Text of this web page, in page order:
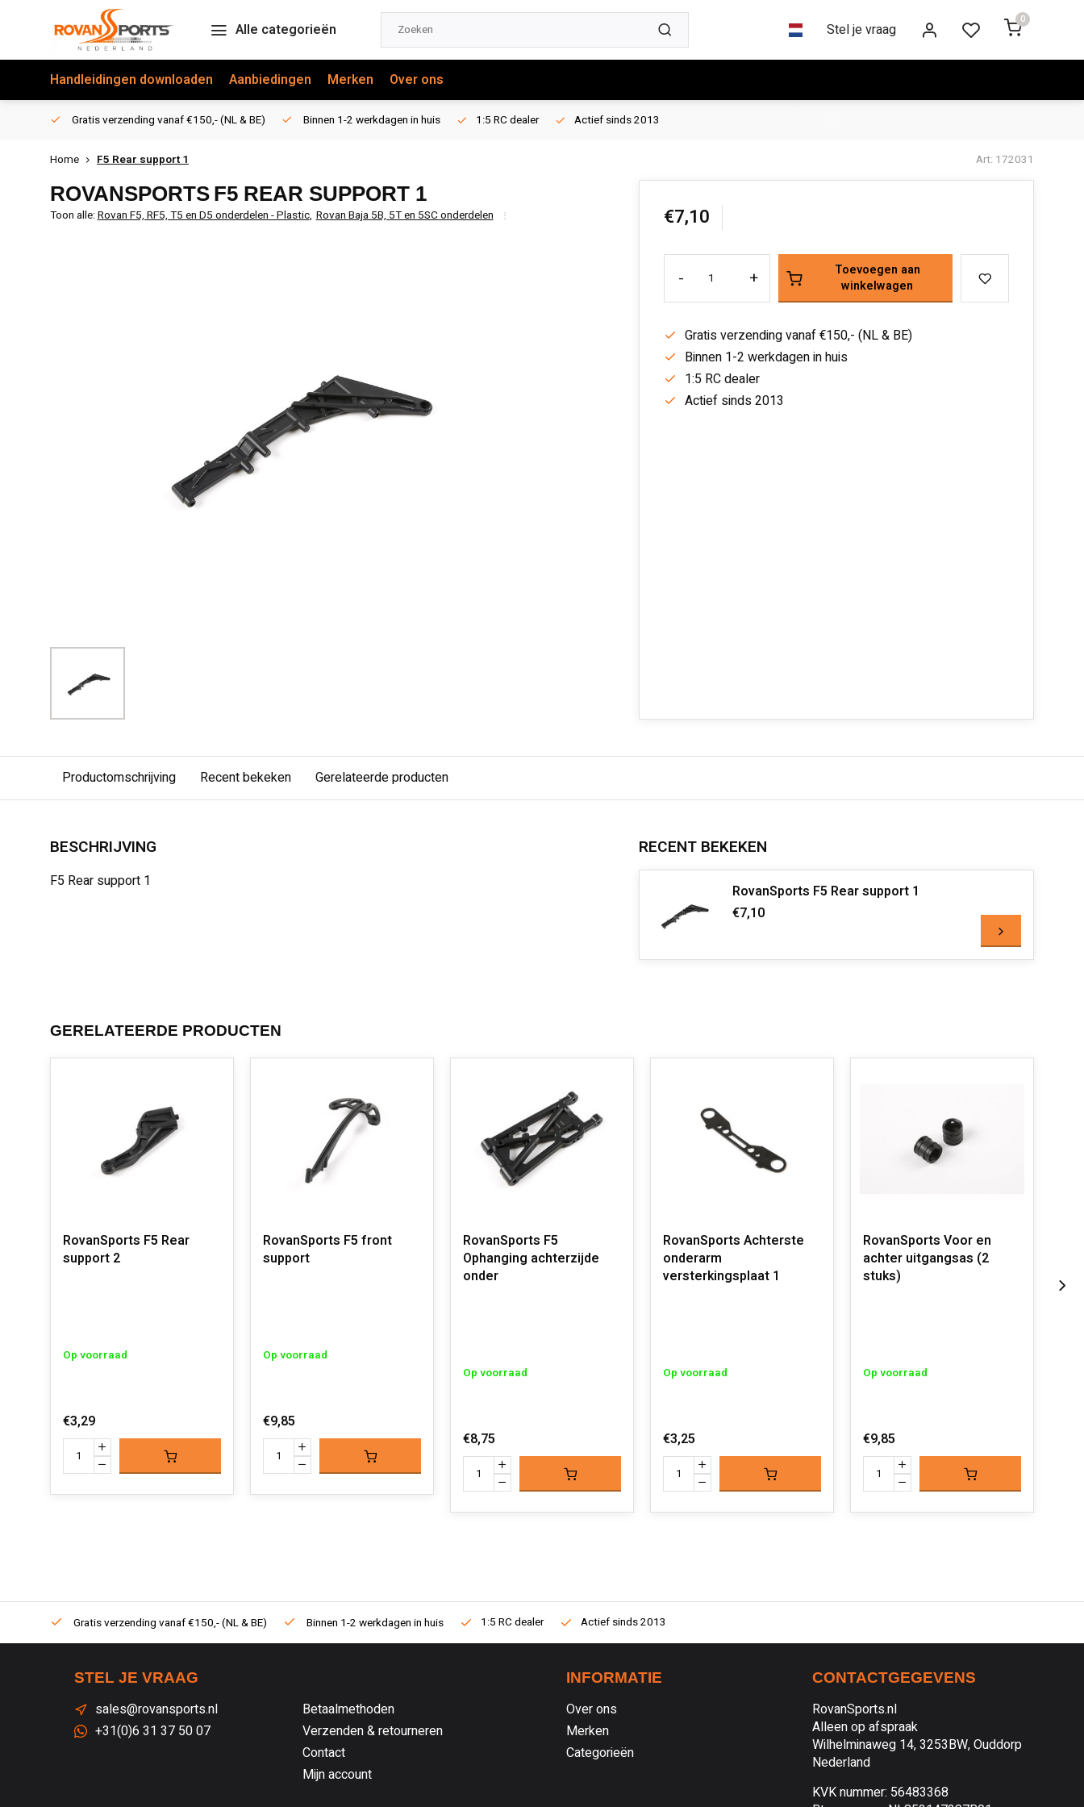
Alle categorieën Stel je vraag
0
Handleidingen downloaden Aanbiedingen Merken Over ons
Gratis verzending vanaf €150,- (NL & BE) Binnen 1-2 werkdagen in huis 1:5 RC dealer Actief sinds 2013
Home F5 Rear support 1 Art: 172031
ROVANSPORTS F5 REAR SUPPORT 1
Toon alle:Rovan F5, RF5, T5 en D5 onderdelen - Plastic, Rovan Baja 5B, 5T en 5SC onderdelen €7,10
- +
Toevoegen aan
winkelwagen
Gratis verzending vanaf €150,- (NL & BE)
Binnen 1-2 werkdagen in huis
1:5 RC dealer
Actief sinds 2013
Productomschrijving Recent bekeken Gerelateerde producten
BESCHRIJVING
F5 Rear support 1
RECENT BEKEKEN
RovanSports F5 Rear support 1
€7,10
GERELATEERDE PRODUCTEN
RovanSports F5 Rear
support 2
Op voorraad
€3,29
RovanSports F5 front
support
Op voorraad
€9,85
RovanSports F5
Ophanging achterzijde
onder
Op voorraad
€8,75
RovanSports Achterste
onderarm
versterkingsplaat 1
Op voorraad
€3,25
RovanSports Voor en
achter uitgangsas (2
stuks)
Op voorraad
€9,85
Gratis verzending vanaf €150,- (NL & BE) Binnen 1-2 werkdagen in huis 1:5 RC dealer Actief sinds 2013
STEL JE VRAAG
sales@rovansports.nl
+31(0)6 31 37 50 07
Betaalmethoden
Verzenden & retourneren
Contact
Mijn account
INFORMATIE
Over ons
Merken
Categorieën
CONTACTGEGEVENS
RovanSports.nl
Alleen op afspraak
Wilhelminaweg 14, 3253BW, Ouddorp
Nederland
KVK nummer: 56483368